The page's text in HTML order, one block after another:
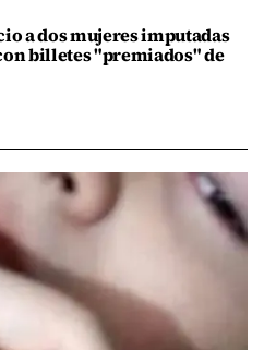
a dos mujeres imputadas
billetes "premiados" de